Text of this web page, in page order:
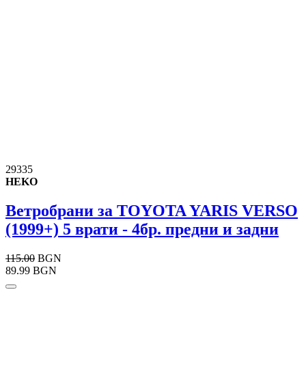
29335
HEKO
Ветробрани за TOYOTA YARIS VERSO
(1999+) 5 врати - 4бр. предни и задни
115.00 BGN
89.99 BGN